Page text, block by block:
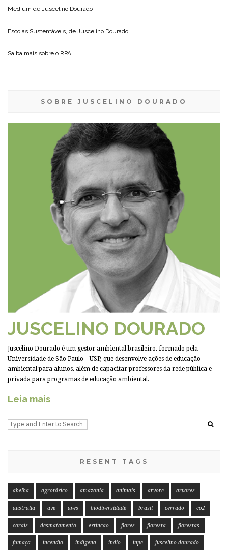
Medium de Juscelino Dourado
Escolas Sustentáveis, de Juscelino Dourado
Saiba mais sobre o RPA
SOBRE JUSCELINO DOURADO
JUSCELINO DOURADO
Juscelino Dourado é um gestor ambiental brasileiro, formado pela
Universidade de São Paulo – USP, que desenvolve ações de educação
ambiental para alunos, além de capacitar professores da rede pública e
privada para programas de educação ambiental.
Leia mais
RESENT TAGS
abelha agrotóxico amazonia animais arvore arvores
australia ave aves biodiversidade brasil cerrado co2
corais desmatamento extincao flores floresta florestas
fumaça incendio indigena indio inpe juscelino dourado